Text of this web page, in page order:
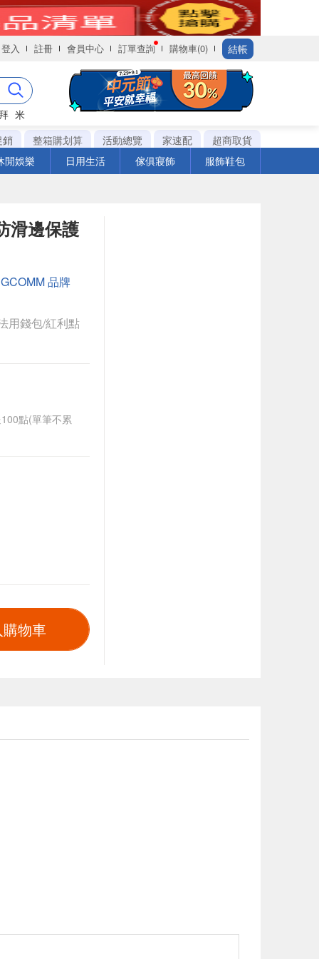
登入 註冊 會員中心 訂單查詢 購物車(0) 結帳
米
銷
整箱購划算 活動總覽 家速配
超商取貨
閒娛樂
日用生活 傢俱寢飾 服飾鞋包
滑邊保護
GCOMM 品牌
用錢包/紅利點
點(單筆不累
物車